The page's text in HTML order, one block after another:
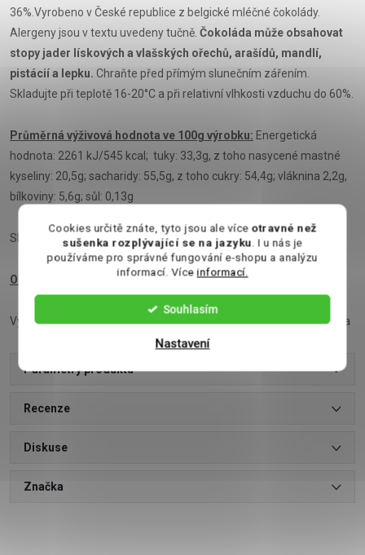
Cookies určitě znáte, tyto jsou ale více otravné než
sušenka rozplývající se na jazyku. I u nás je
používáme pro správné fungování e-shopu a analýzu
informací. Víceinformací.
Souhlasím
Nastavení
36%.Vyrobeno v České republice z belgické mléčné čokolády.
Alergeny jsou v textu uvedeny tučně. Čokoláda může obsahovat
stopy jader lískových a vlašských ořechů, arašídů, mandlí,
pistácií a lepku. Chraňte před přímým slunečním zářením.
Skladujte při teplotě 16-20°C a při relativní vlhkosti vzduchu do 60%.
Průměrná výživová hodnota ve 100g výrobku: Energetická
hodnota: 2261 kJ/545 kcal; tuky: 33,3g, z toho nasycené mastné
kyseliny: 20,5g; sacharidy: 55,5g, z toho cukry: 54,4g; vláknina 2,2g,
bílkoviny: 5,6g; sůl: 0,13g
Skladujte v chladu a suchu
Obsah:
Výrobce: Fikar, nám. 1. května 1306, 664 34 Kuřim, Česká Republika
Parametry produktu
Recenze
Diskuse
Značka